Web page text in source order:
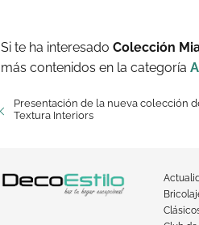
Si te ha interesado Colección
más contenidos en la categoría
Presentación de la nueva colección
Textura Interiors